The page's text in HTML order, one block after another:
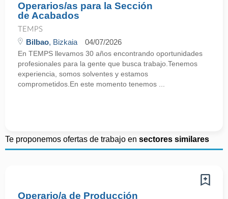
Operarios/as para la Sección
de Acabados
TEMPS
Bilbao, Bizkaia 04/07/2026
En TEMPS llevamos 30 años encontrando oportunidades
profesionales para la gente que busca trabajo.Tenemos
experiencia, somos solventes y estamos
comprometidos.En este momento tenemos ...
Te proponemos ofertas de trabajo en sectores similares
Operario/a de Producción